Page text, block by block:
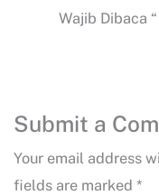
Wajib Dibaca “
Submit a
Your email address
fields are marked *